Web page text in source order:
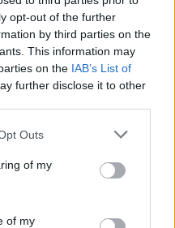
opt-out of the further
by third parties on the
This information may
on the IAB’s List of
further disclose it to other
Outs
of my
of my